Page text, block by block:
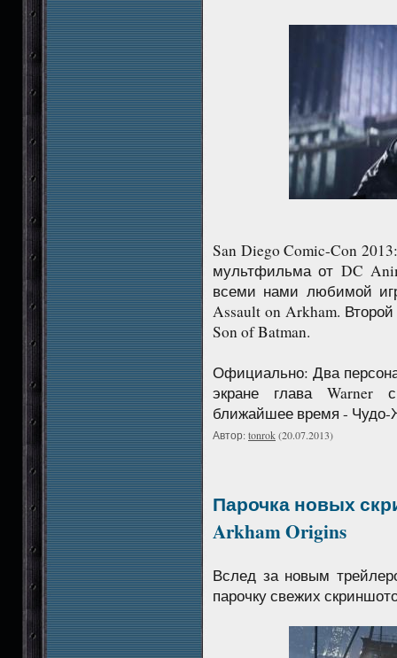
San Diego Comic-Con
мультфильма от DC
всеми нами любимой
Assault on Arkham.
Son of Batman.
Официально: Два
экране глава Warner
ближайшее время -
Автор:tonrok(20.07.2013)
Парочка новых
Arkham Origins
Вслед за новым
парочку свежих